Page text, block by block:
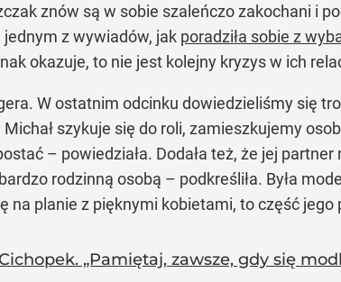
znów są w sobie szaleńczo zakochani i
jednym z wywiadów, jak poradziła sobie z
okazuje, to nie jest kolejny kryzys w ich
W ostatnim odcinku dowiedzieliśmy się
szykuje się do roli, zamieszkujemy
– powiedziała. Dodała też, że jej
rodzinną osobą – podkreśliła. Była
na planie z pięknymi kobietami, to część jego
„Pamiętaj, zawsze, gdy się